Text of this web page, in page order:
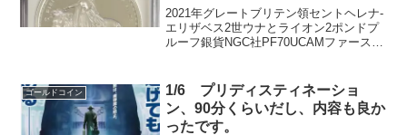
社PF70UCAMファーストデイオ
ブイシュー6296674-018
2021年グレートブリテン領セントヘレナ-
エリザベス2世ウナとライオン2ポンドプ
ルーフ銀貨NGC社PF70UCAMファースト
のジョディ・クラークのJCイニシ...
ゴールドコイン
1/6 プリディスティネーショ
ン、90分くらいだし、内容も良か
ったです。